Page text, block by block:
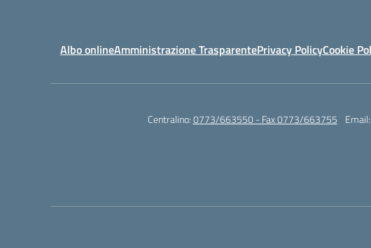
Albo onlineAmministrazione TrasparentePrivacy PolicyCookie
Centralino:0773/663550 - Fax 0773/663755 Email: